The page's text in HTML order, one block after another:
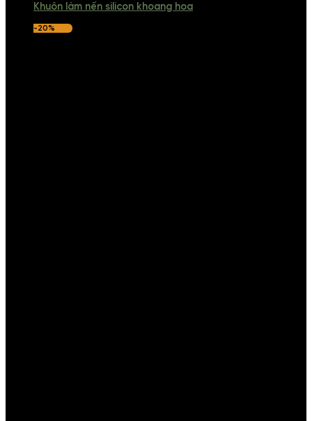
Khuôn làm nến silicon khoang hoa
-20%